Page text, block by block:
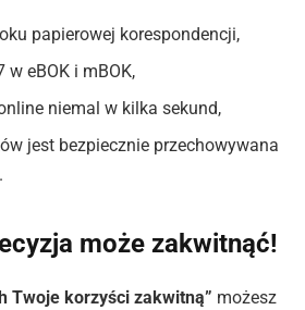
papierowej korespondencji,
eBOK i mBOK,
niemal w kilka sekund,
jest bezpiecznie przechowywana
może zakwitnąć!
Twoje korzyści zakwitną” możesz